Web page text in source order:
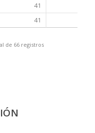
41
41
de 66 registros